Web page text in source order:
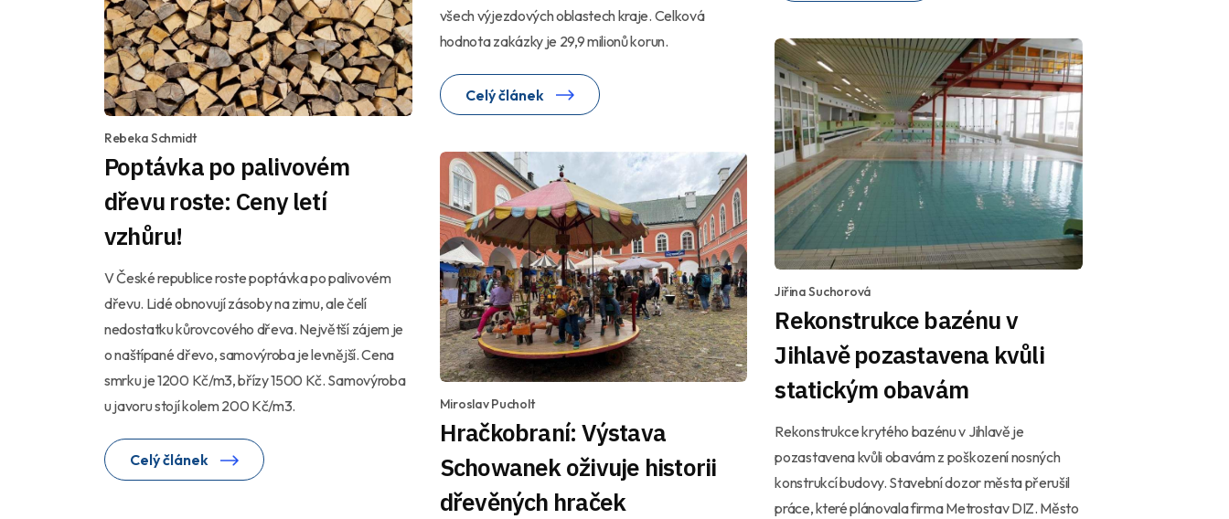
všech výjezdových oblastech kraje. Celková
hodnota zakázky je 29,9 milionů korun.
Celý článek
Rebeka Schmidt
Poptávka po palivovém
dřevu roste: Ceny letí
vzhůru!
V České republice roste poptávka po palivovém
dřevu. Lidé obnovují zásoby na zimu, ale čelí
nedostatku kůrovcového dřeva. Největší zájem je
o naštípané dřevo, samovýroba je levnější. Cena
smrku je 1200 Kč/m3, břízy 1500 Kč. Samovýroba
u javoru stojí kolem 200 Kč/m3.
Celý článek
Jiřina Suchorová
Rekonstrukce bazénu v
Jihlavě pozastavena kvůli
statickým obavám
Rekonstrukce krytého bazénu v Jihlavě je
pozastavena kvůli obavám z poškození nosných
konstrukcí budovy. Stavební dozor města přerušil
práce, které plánovala firma Metrostav DIZ. Město
Miroslav Pucholt
Hračkobraní: Výstava
Schowanek oživuje historii
dřevěných hraček